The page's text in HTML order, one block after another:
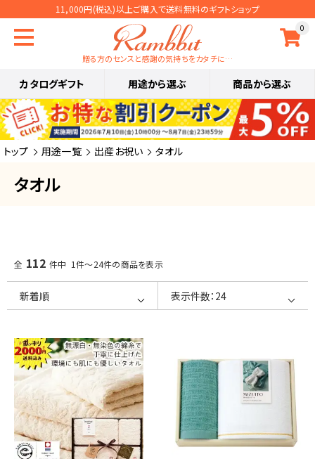
11,000円(税込)以上ご購入で送料無料のギフトショップ
0
贈る方のセンスと感謝の気持ちをカタチに…
カタログギフト 用途から選ぶ 商品から選ぶ
トップ 用途一覧 出産お祝い タオル
タオル
全 112 件中 1件～24件の商品を表示